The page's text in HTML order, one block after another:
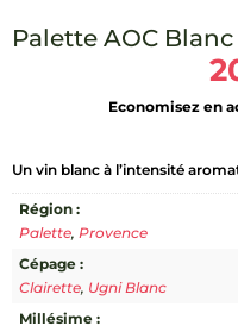
Palette AOC
Economisez en
Un vin blanc à l’intensité
Région :
Palette, Provence
Cépage :
Clairette, Ugni Blanc
Millésime :